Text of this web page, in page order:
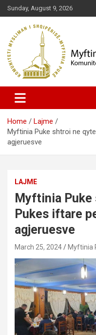
Skip
to
content
Sunday, August 9, 2026
Myftinia
Home
Lajme
Myftinia Puke shtroi ne
agjeruesve
LAJME
Myftinia
Pukes iftare
agjeruesve
March 25, 2024 Myftinia